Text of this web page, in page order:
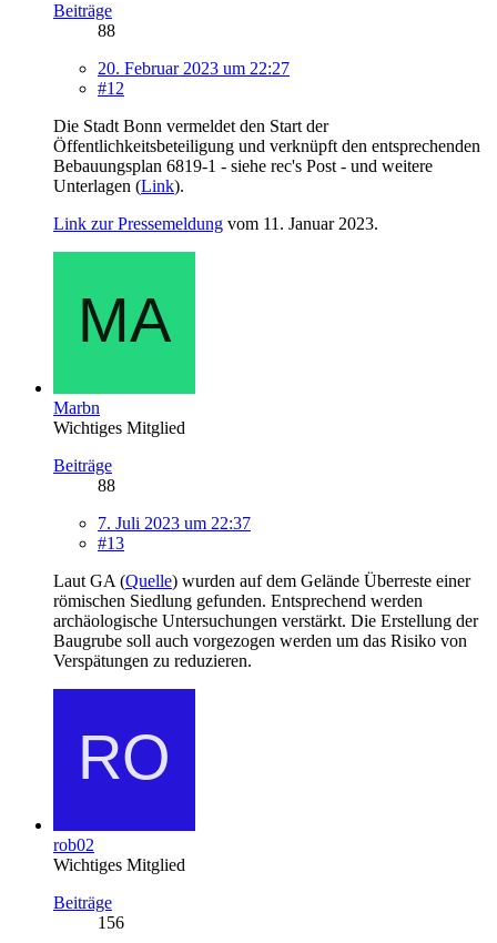
Beiträge
88
20. Februar 2023 um 22:27
#12
Die Stadt Bonn vermeldet den Start der
Öffentlichkeitsbeteiligung und verknüpft den entsprechenden
Bebauungsplan 6819-1 - siehe rec's Post - und weitere
Unterlagen (Link).
Link zur Pressemeldung vom 11. Januar 2023.
Marbn
Wichtiges Mitglied
Beiträge
88
7. Juli 2023 um 22:37
#13
Laut GA (Quelle) wurden auf dem Gelände Überreste einer
römischen Siedlung gefunden. Entsprechend werden
archäologische Untersuchungen verstärkt. Die Erstellung der
Baugrube soll auch vorgezogen werden um das Risiko von
Verspätungen zu reduzieren.
rob02
Wichtiges Mitglied
Beiträge
156